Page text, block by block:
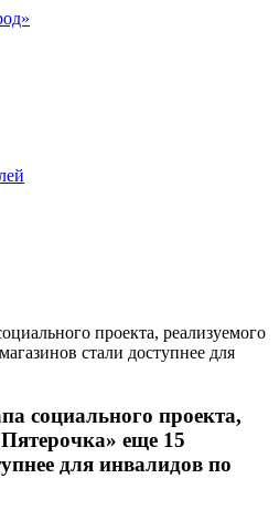
социального проекта,
еще 15
для инвалидов по